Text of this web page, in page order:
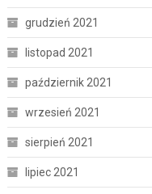
grudzień 2021
listopad 2021
październik 2021
wrzesień 2021
sierpień 2021
lipiec 2021